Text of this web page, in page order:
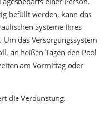
befüllt werden, kann das
Systeme Ihres
das Versorgungssystem
an heißen Tagen den Pool
am Vormittag oder
die Verdunstung.